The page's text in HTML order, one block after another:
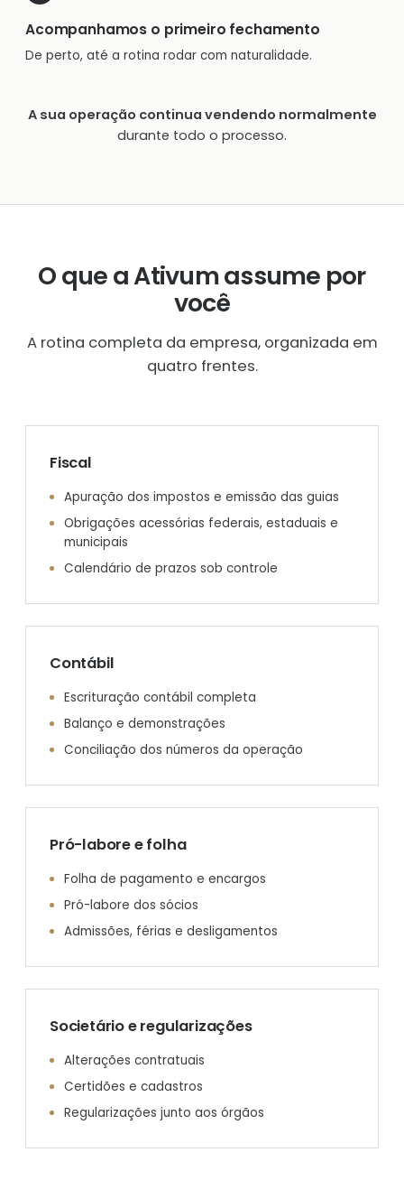
Acompanhamos o primeiro fechamento
De perto, até a rotina rodar com naturalidade.
A sua operação continua vendendo normalmente
durante todo o processo.
O que a Ativum assume por
você
A rotina completa da empresa, organizada em
quatro frentes.
Fiscal
Apuração dos impostos e emissão das guias
Obrigações acessórias federais, estaduais e
municipais
Calendário de prazos sob controle
Contábil
Escrituração contábil completa
Balanço e demonstrações
Conciliação dos números da operação
Pró-labore e folha
Folha de pagamento e encargos
Pró-labore dos sócios
Admissões, férias e desligamentos
Societário e regularizações
Alterações contratuais
Certidões e cadastros
Regularizações junto aos órgãos